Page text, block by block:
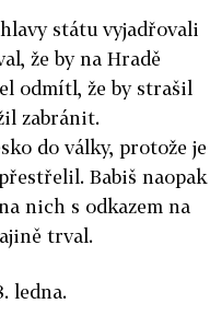
státu vyjadřovali
že by na Hradě
odmítl, že by strašil
zabránit.
do války, protože je
Babiš naopak
nich s odkazem na
trval.
ledna.